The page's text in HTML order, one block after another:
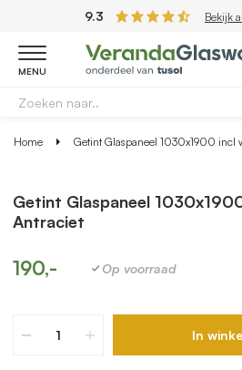
9.3 Bekijk
MENU
Home Getint Glaspaneel 1030x1900 incl
Getint Glaspaneel
Antraciet
190,- Op voorraad
In